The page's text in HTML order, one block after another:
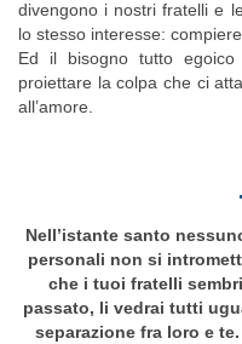
divengono i nostri fratelli e
lo stesso interesse:
Ed il bisogno tutto
proiettare la colpa che ci
all’amore.
Nell’istante santo
personali non si
che i tuoi fratelli
passato, li vedrai tutti
separazione fra loro e